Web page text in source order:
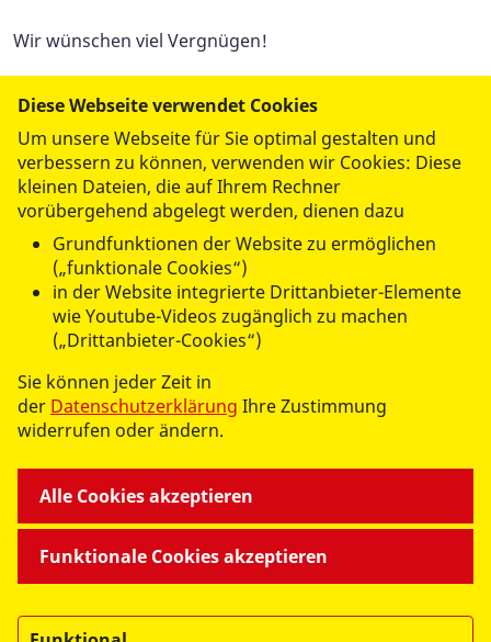
Wir wünschen viel Vergnügen!
datenschutzkonform mit
UNSERE ANGEBOTE
WIR ÜBER UNS
Diese Webseite verwendet Cookies
Um unsere Webseite für Sie optimal gestalten und
verbessern zu können, verwenden wir Cookies: Diese
kleinen Dateien, die auf Ihrem Rechner
vorübergehend abgelegt werden, dienen dazu
Grundfunktionen der Website zu ermöglichen
(„funktionale Cookies“)
in der Website integrierte Drittanbieter-Elemente
wie Youtube-Videos zugänglich zu machen
(„Drittanbieter-Cookies“)
Sie können jeder Zeit in
der Datenschutzerklärung Ihre Zustimmung
widerrufen oder ändern.
Funktionale Cookies akzeptieren
Alle Cookies akzeptieren